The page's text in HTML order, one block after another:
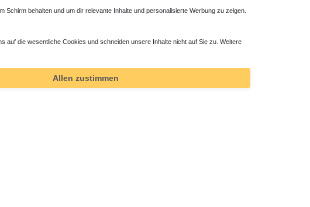
behalten und um dir relevante Inhalte und personalisierte Werbung zu zeigen.
auf die wesentliche Cookies und schneiden unsere Inhalte nicht auf Sie zu. Weitere
Allen zustimmen